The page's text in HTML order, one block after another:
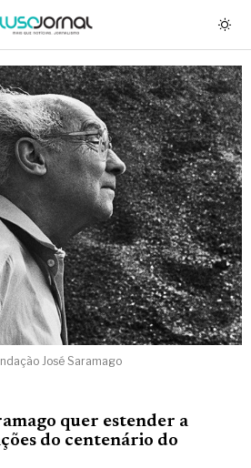
José Saramago
quer estender a
do centenário do